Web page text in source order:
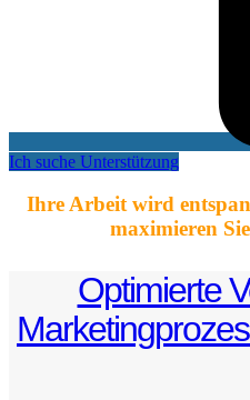
Ich suche Unterstützung
Ihre Arbeit wird
maximieren
Optimierte